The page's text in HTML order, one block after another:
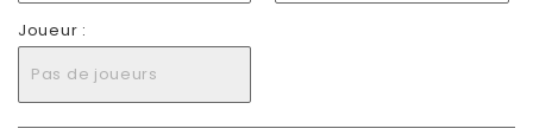
Joueur :
Pas de joueurs